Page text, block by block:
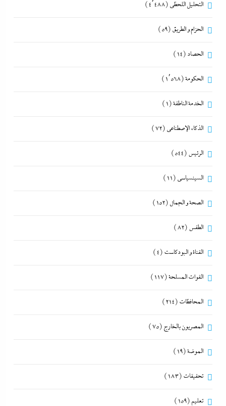
التحليل اللحظي (4٬488)
الحزام و الطريق (59)
الحصاد (14)
الحكومة(1٬568)
الخدمة الناطقة(1)
الذكاء الإصطناعي (72)
الرئيس (544)
السينسياسي (11)
الصحة و الجمال (152)
الطقس (82)
القناة و البودكاست (4)
القوات المسلحة(117)
المحافظات (214)
المصريون بالخارج (75)
الموضة(19)
تحقيقات (183)
تعليم (159)